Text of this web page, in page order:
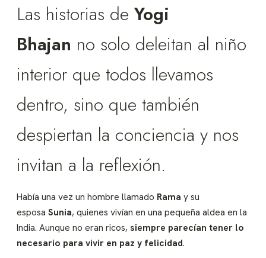
Las historias de Yogi
Bhajan no solo deleitan al niño
interior que todos llevamos
dentro, sino que también
despiertan la conciencia y nos
invitan a la reflexión.
Había una vez un hombre llamado Rama y su
esposa Sunia, quienes vivían en una pequeña aldea en la
India. Aunque no eran ricos, siempre parecían tener lo
necesario para vivir en paz y felicidad.